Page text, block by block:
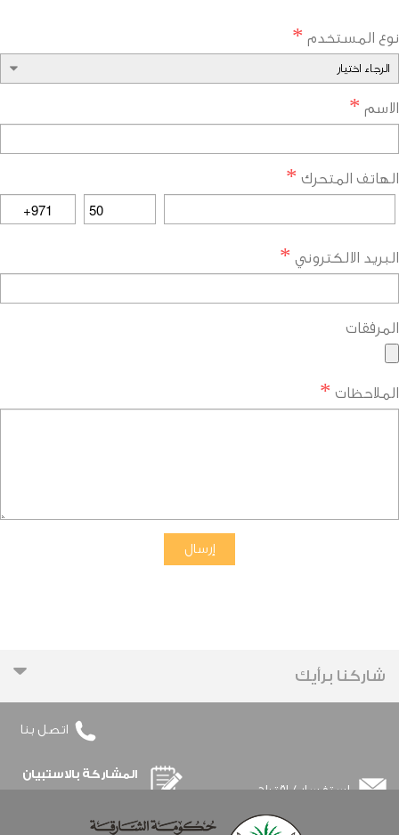
المستخدم*
*
المتحرك*
الالكتروني*
*
شاركنا برأيك
اتصل بنا
استفسار / اقتراح
المشاركة بالاستبيان